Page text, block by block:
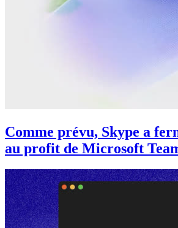
Comme prévu, Skype a
au profit de Microsoft